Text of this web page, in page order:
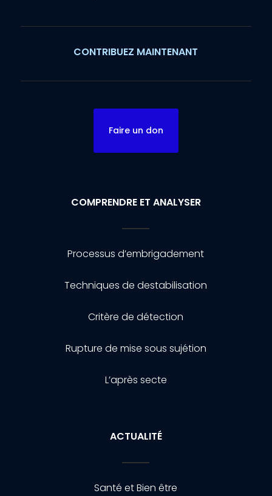
CONTRIBUEZ MAINTENANT
Faire un don
COMPRENDRE ET ANALYSER
Processus d’embrigadement
Techniques de destabilisation
Critère de détection
Rupture de mise sous sujétion
L’après secte
ACTUALITÉ
Santé et Bien être